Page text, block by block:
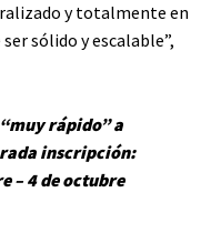
y totalmente en
sólido y escalable”,
rápido” a
inscripción:
– 4 de octubre